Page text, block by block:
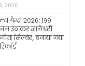
2026
गेम्स 2026: 199
उठाकर ज्ञानेश्वरी
सिल्वर, बनाया नया